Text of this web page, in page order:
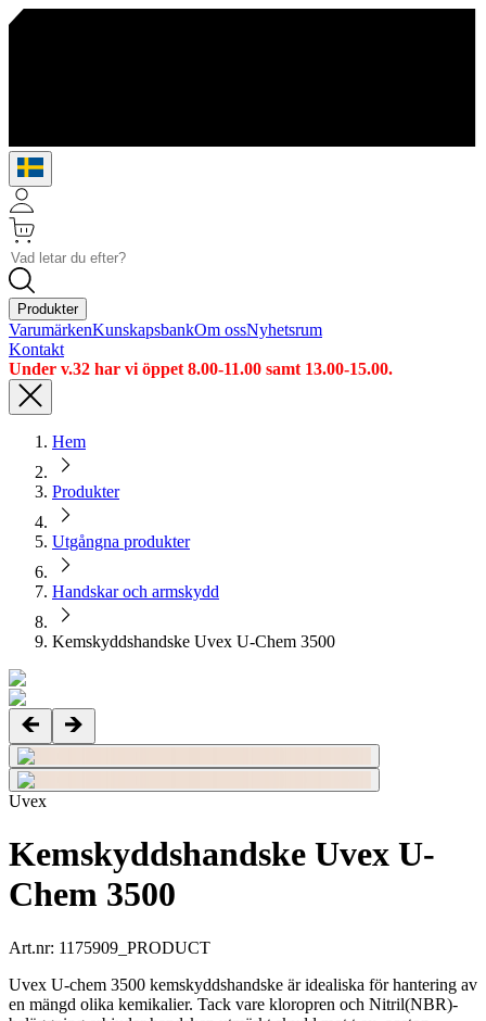
Produkter
VarumärkenKunskapsbankOm ossNyhetsrum
Kontakt
Under v.32 har vi öppet 8.00-11.00 samt 13.00-15.00.
Hem
Produkter
Utgångna produkter
Handskar och armskydd
Kemskyddshandske Uvex U-Chem 3500
Uvex
Kemskyddshandske Uvex U-
Chem 3500
Art.nr: 1175909_PRODUCT
Uvex U-chem 3500 kemskyddshandske är idealiska för hantering av
en mängd olika kemikalier. Tack vare kloropren och Nitril(NBR)-